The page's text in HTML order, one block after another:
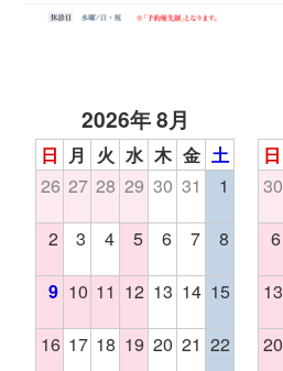
2026年 8月
日 月 火 水 木 金 土
26 27 28 29 30 31 1
2 3 4 5 6 7 8
9 10 11 12 13 14 15
16 17 18 19 20 21 22
日
30
6
13
20